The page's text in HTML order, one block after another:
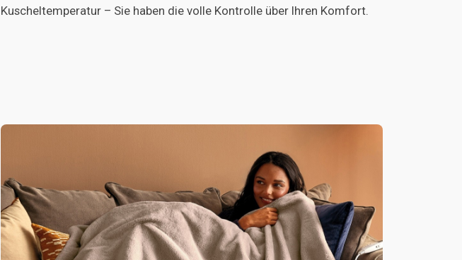
Kuscheltemperatur – Sie haben die volle Kontrolle über Ihren Komfort.